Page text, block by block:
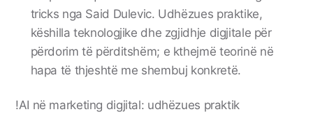
tricks nga Said Dulevic. Udhëzues praktike,
këshilla teknologjike dhe zgjidhje digjitale për
përdorim të përditshëm; e kthejmë teorinë në
hapa të thjeshtë me shembuj konkretë.
!AI në marketing digjital: udhëzues praktik